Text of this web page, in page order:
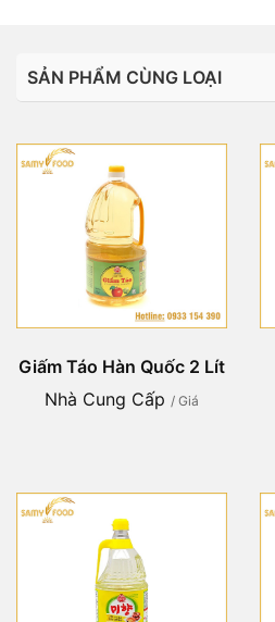
SẢN PHẨM CÙNG LOẠI
Giấm Táo Hàn Quốc 2 Lít
Nhà Cung Cấp / Giá